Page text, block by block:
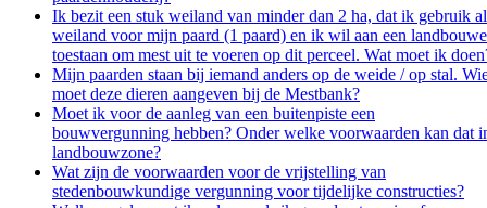
Ik bezit een stuk weiland van minder dan 2 ha, dat ik gebruik
weiland voor mijn paard (1 paard) en ik wil aan een
toestaan om mest uit te voeren op dit perceel. Wat moet ik
Mijn paarden staan bij iemand anders op de weide / op stal.
moet deze dieren aangeven bij de Mestbank?
Moet ik voor de aanleg van een buitenpiste een
bouwvergunning hebben? Onder welke voorwaarden kan dat
landbouwzone?
Wat zijn de voorwaarden voor de vrijstelling van
stedenbouwkundige vergunning voor tijdelijke constructies?